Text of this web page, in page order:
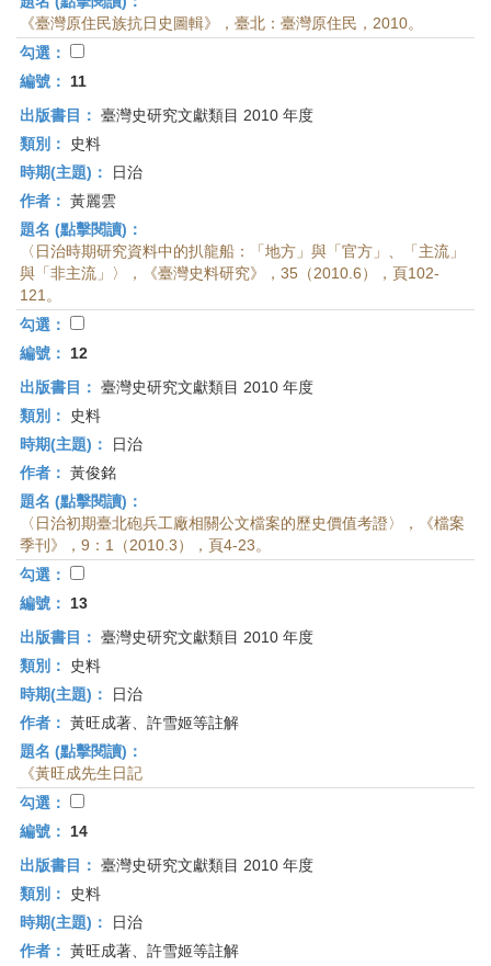
《臺灣原住民族抗日史圖輯》，臺北：臺灣原住民，2010。
勾選：
編號：
11
出版書目： 臺灣史研究文獻類目 2010 年度
類別：
史料
時期(主題)：
日治
作者： 黃麗雲
題名 (點擊閱讀)：
〈日治時期研究資料中的扒龍船：「地方」與「官方」、「主流」
與「非主流」〉，《臺灣史料研究》，35（2010.6），頁102-
121。
勾選：
編號：
12
出版書目： 臺灣史研究文獻類目 2010 年度
類別：
史料
時期(主題)：
日治
作者： 黃俊銘
題名 (點擊閱讀)：
〈日治初期臺北砲兵工廠相關公文檔案的歷史價值考證〉，《檔案
季刊》，9：1（2010.3），頁4-23。
勾選：
編號：
13
出版書目： 臺灣史研究文獻類目 2010 年度
類別：
史料
時期(主題)：
日治
作者： 黃旺成著、許雪姬等註解
題名 (點擊閱讀)：
《黃旺成先生日記
勾選：
編號：
14
出版書目： 臺灣史研究文獻類目 2010 年度
類別：
史料
時期(主題)：
日治
作者： 黃旺成著、許雪姬等註解